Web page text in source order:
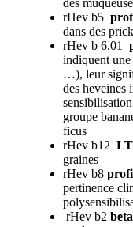
des
rHev b5
dans des
rHev b 6.01
indiquent
…), leur
des heveines
groupe
ficus
rHev b12
graines
rHev b8
pertinence
rHev b2